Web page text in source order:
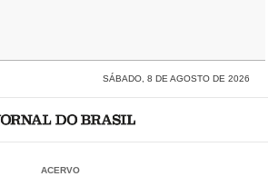
SÁBADO, 8 DE AGOSTO DE 2026
ACERVO